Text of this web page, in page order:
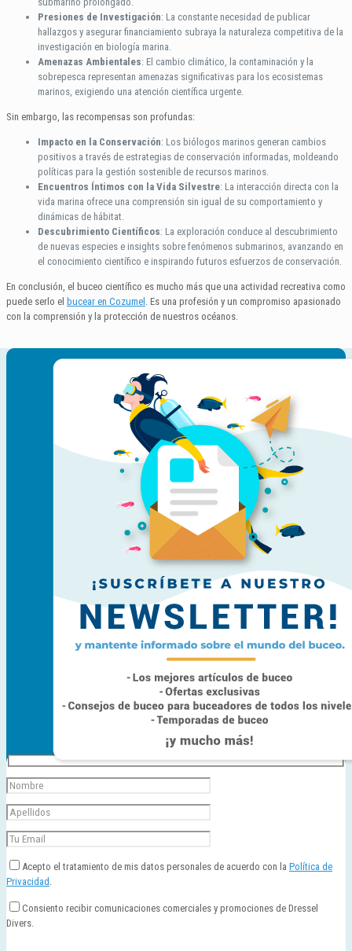
Presiones de Investigación: La constante necesidad de publicar
hallazgos y asegurar financiamiento subraya la naturaleza competitiva de la
investigación en biología marina.
Amenazas Ambientales: El cambio climático, la contaminación y la
sobrepesca representan amenazas significativas para los ecosistemas
marinos, exigiendo una atención científica urgente.
Sin embargo, las recompensas son profundas:
Impacto en la Conservación: Los biólogos marinos generan cambios
positivos a través de estrategias de conservación informadas, moldeando
políticas para la gestión sostenible de recursos marinos.
Encuentros Íntimos con la Vida Silvestre: La interacción directa con la
vida marina ofrece una comprensión sin igual de su comportamiento y
dinámicas de hábitat.
Descubrimiento Científicos: La exploración conduce al descubrimiento
de nuevas especies e insights sobre fenómenos submarinos, avanzando en
el conocimiento científico e inspirando futuros esfuerzos de conservación.
En conclusión, el buceo científico es mucho más que una actividad recreativa como
puede serlo el bucear en Cozumel . Es una profesión y un compromiso apasionado
con la comprensión y la protección de nuestros océanos.
Acepto el tratamiento de mis datos personales de acuerdo con la Política de
Privacidad .
Consiento recibir comunicaciones comerciales y promociones de Dressel
Divers.